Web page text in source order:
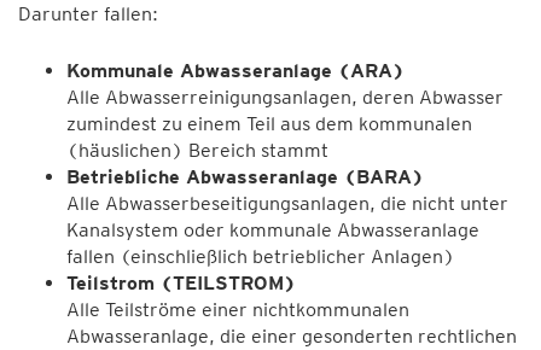
Darunter fallen:
Kommunale Abwasseranlage (ARA)
Alle Abwasserreinigungsanlagen, deren Abwasser
zumindest zu einem Teil aus dem kommunalen
(häuslichen) Bereich stammt
Betriebliche Abwasseranlage (BARA)
Alle Abwasserbeseitigungsanlagen, die nicht unter
Kanalsystem oder kommunale Abwasseranlage
fallen (einschließlich betrieblicher Anlagen)
Teilstrom (TEILSTROM)
Alle Teilströme einer nichtkommunalen
Abwasseranlage, die einer gesonderten rechtlichen